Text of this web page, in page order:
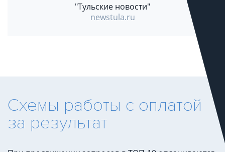
"Тульские новости"
newstula.ru
Схемы работы с оплатой
за результат